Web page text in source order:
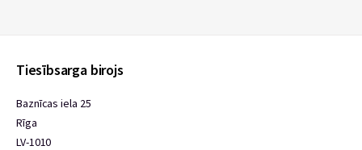
Tiesībsarga birojs
Baznīcas iela 25
Rīga
LV-1010